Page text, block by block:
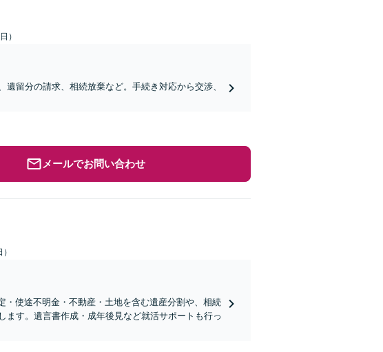
）
留分の請求、相続放棄など。手続き対応から交渉、
メールでお問い合わせ
・使途不明金・不動産・土地を含む遺産分割や、相続
す。遺言書作成・成年後見など就活サポートも行っ